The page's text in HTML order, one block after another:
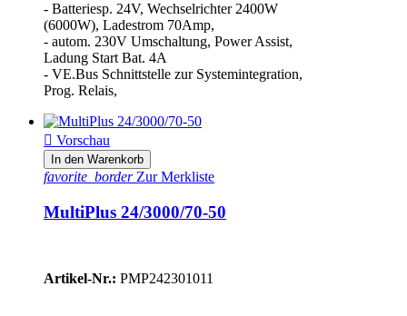
- Batteriesp. 24V, Wechselrichter 2400W
(6000W), Ladestrom 70Amp,
- autom. 230V Umschaltung, Power Assist,
Ladung Start Bat. 4A
- VE.Bus Schnittstelle zur Systemintegration,
Prog. Relais,
 Vorschau
In den Warenkorb
favorite_borderZur Merkliste
MultiPlus 24/3000/70-50
Artikel-Nr.: PMP242301011